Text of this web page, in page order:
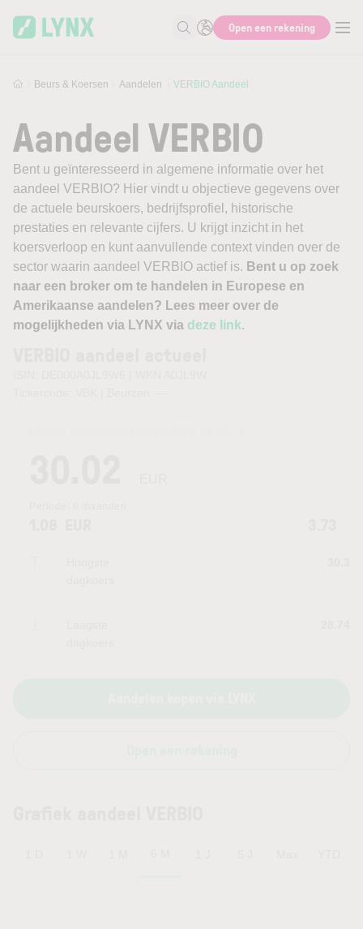
Zoek naar informatie
Open een rekening
Beurs & Koersen Aandelen VERBIO Aandeel
Aandeel VERBIO
Bent u geïnteresseerd in algemene informatie over het
aandeel VERBIO? Hier vindt u objectieve gegevens over
de actuele beurskoers, bedrijfsprofiel, historische
prestaties en relevante cijfers. U krijgt inzicht in het
koersverloop en kunt aanvullende context vinden over de
sector waarin aandeel VERBIO actief is. Bent u op zoek
naar een broker om te handelen in Europese en
Amerikaanse aandelen? Lees meer over de
mogelijkheden via LYNX via deze link.